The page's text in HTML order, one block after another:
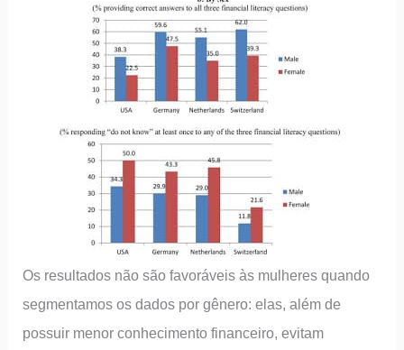
Os resultados não são favoráveis às mulheres quando
segmentamos os dados por gênero: elas, além de
possuir menor conhecimento financeiro, evitam